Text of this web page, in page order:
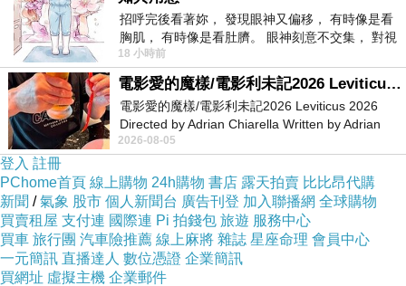
招呼完後看著妳， 發現眼神又偏移， 有時像是看
胸肌， 有時像是看肚臍。 眼神刻意不交集， 對視
視線不對齊， 讓我很難不
18 小時前
電影愛的魔樣/電影利未記2026 Leviticus 2026
電影愛的魔樣/電影利未記2026 Leviticus 2026
Directed by Adrian Chiarella Written by Adrian
Chiarella Starring Joe Bird
2026-08-05
登入 註冊
PChome首頁 線上購物 24h購物 書店 露天拍賣 比比昂代購
新聞 /氣象 股市 個人新聞台 廣告刊登 加入聯播網 全球購物
買賣租屋 支付連 國際連 Pi 拍錢包 旅遊 服務中心
買車 旅行團 汽車險推薦 線上麻將 雜誌 星座命理 會員中心
一元簡訊 直播達人 數位憑證 企業簡訊
買網址 虛擬主機 企業郵件